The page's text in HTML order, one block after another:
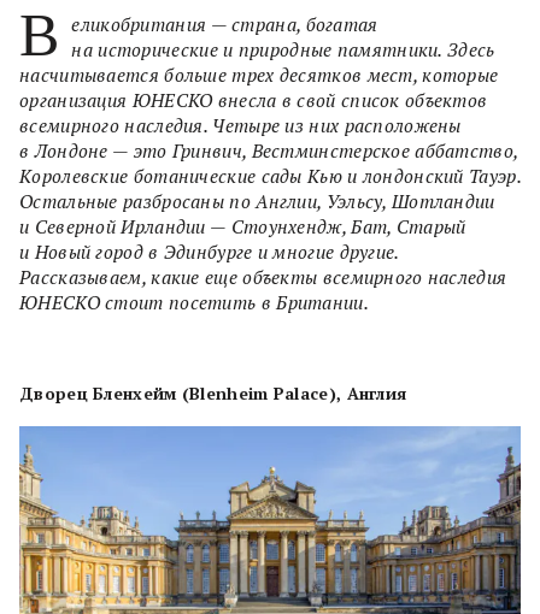
В
еликобритания — страна, богатая
на исторические и природные памятники. Здесь
насчитывается больше трех десятков мест, которые
организация ЮНЕСКО внесла в свой список объектов
всемирного наследия. Четыре из них расположены
в Лондоне — это Гринвич, Вестминстерское аббатство,
Королевские ботанические сады Кью и лондонский Тауэр.
Остальные разбросаны по Англии, Уэльсу, Шотландии
и Северной Ирландии — Стоунхендж, Бат, Старый
и Новый город в Эдинбурге и многие другие.
Рассказываем, какие еще объекты всемирного наследия
ЮНЕСКО стоит посетить в Британии.
Дворец Бленхейм (Blenheim Palace), Англия